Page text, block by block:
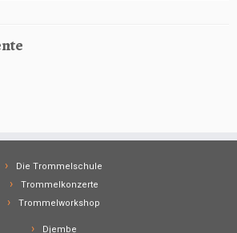
Die Trommelschule
Trommelkonzerte
Trommelworkshop
Djembe